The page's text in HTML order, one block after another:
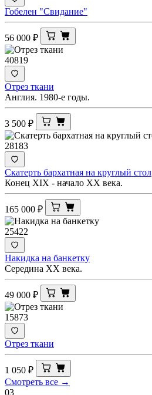
Гобелен "Свидание"
56 000 ₽
40819
Отрез ткани
Англия. 1980-е годы.
3 500 ₽
28183
Скатерть бархатная на круглый стол
Конец XIX - начало ХХ века.
165 000 ₽
25422
Накидка на банкетку
Середина ХХ века.
49 000 ₽
15873
Отрез ткани
1 050 ₽
Смотреть все →
03